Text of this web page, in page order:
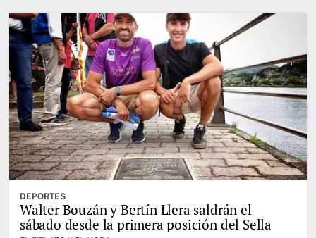
DEPORTES
Walter Bouzán y Bertín Llera saldrán el
sábado desde la primera posición del Sella